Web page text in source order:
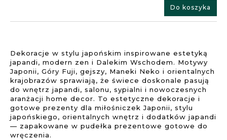
Do koszyka
Dekoracje w stylu japońskim inspirowane estetyką
japandi, modern zen i Dalekim Wschodem. Motywy
Japonii, Góry Fuji, gejszy, Maneki Neko i orientalnych
krajobrazów sprawiają, że świece doskonale pasują
do wnętrz japandi, salonu, sypialni i nowoczesnych
aranżacji home decor. To estetyczne dekoracje i
gotowe prezenty dla miłośniczek Japonii, stylu
japońskiego, orientalnych wnętrz i dodatków japandi
— zapakowane w pudełka prezentowe gotowe do
wręczenia.